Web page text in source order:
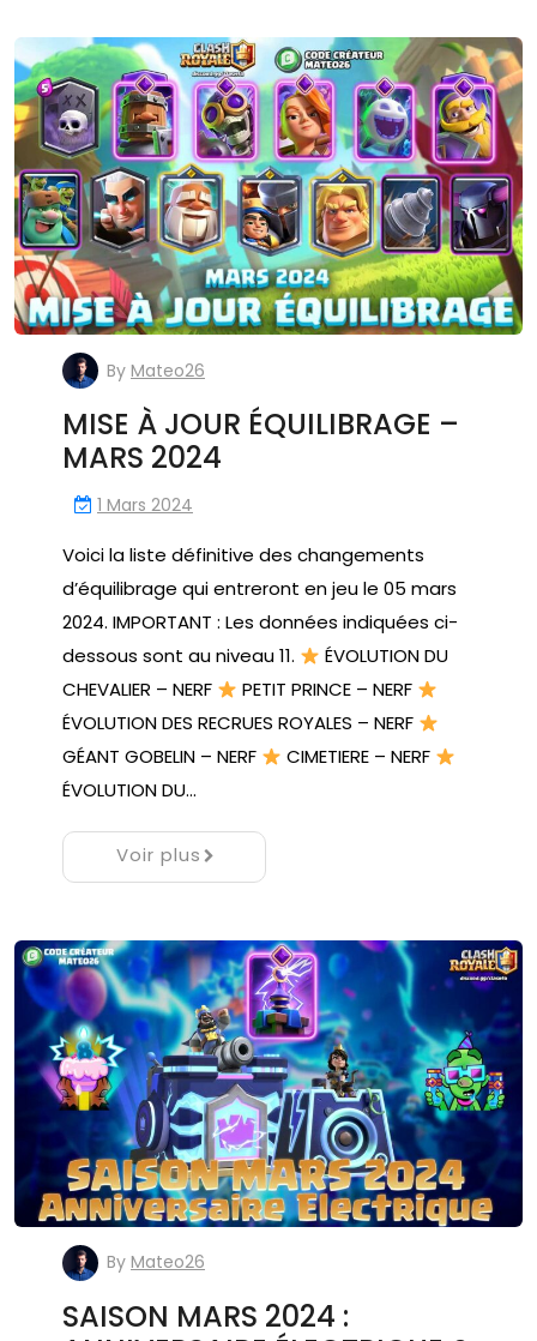
By Mateo26
MISE À JOUR ÉQUILIBRAGE –
MARS 2024
1 Mars 2024
Voici la liste définitive des changements
d’équilibrage qui entreront en jeu le 05 mars
2024. IMPORTANT : Les données indiquées ci-
dessous sont au niveau 11.
ÉVOLUTION DU
CHEVALIER – NERF
PETIT PRINCE – NERF
ÉVOLUTION DES RECRUES ROYALES – NERF
GÉANT GOBELIN – NERF
CIMETIERE – NERF
ÉVOLUTION DU…
Voir plus
By Mateo26
SAISON MARS 2024 :